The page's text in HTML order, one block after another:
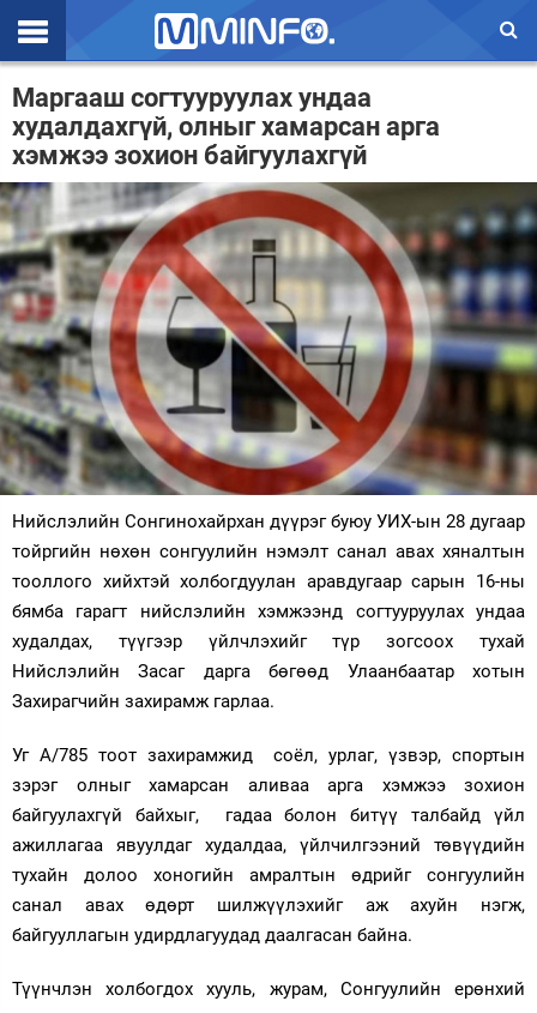
Эхлэл
Цаг агаар
Валют ханш
Улс төр
Эдийн засаг
Үзэл бодол
Спорт
Нийгэм
Дэлхий
Энтертайнмэнт
Зурхай
Маргааш согтууруулах ундаа
худалдахгүй, олныг хамарсан арга
хэмжээ зохион байгуулахгүй
Нийслэлийн Сонгинохайрхан дүүрэг буюу УИХ-ын 28 дугаар
тойргийн нөхөн сонгуулийн нэмэлт санал авах хяналтын
тооллого хийхтэй холбогдуулан аравдугаар сарын 16-ны
бямба гарагт нийслэлийн хэмжээнд согтууруулах ундаа
худалдах, түүгээр үйлчлэхийг түр зогсоох тухай
Нийслэлийн Засаг дарга бөгөөд Улаанбаатар хотын
Захирагчийн захирамж гарлаа.
Уг А/785 тоот захирамжид соёл, урлаг, үзвэр, спортын
зэрэг олныг хамарсан аливаа арга хэмжээ зохион
байгуулахгүй байхыг, гадаа болон битүү талбайд үйл
ажиллагаа явуулдаг худалдаа, үйлчилгээний төвүүдийн
тухайн долоо хоногийн амралтын өдрийг сонгуулийн
санал авах өдөрт шилжүүлэхийг аж ахуйн нэгж,
байгууллагын удирдлагуудад даалгасан байна.
Түүнчлэн холбогдох хууль, журам, Сонгуулийн ерөнхий